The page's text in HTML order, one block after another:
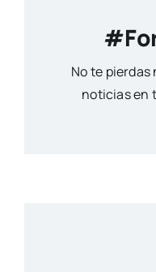
No te pierdas
noticias en